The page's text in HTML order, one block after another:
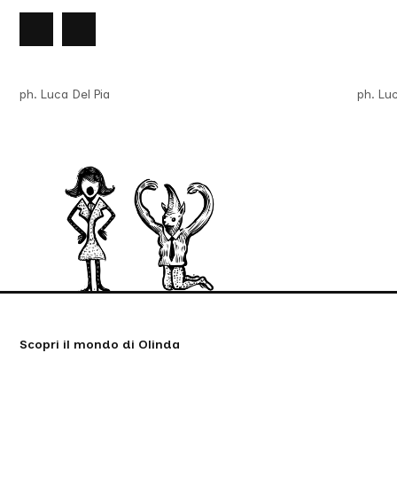
ph. Luca Del Pia ph.
Slide
Scopri il mondo di Olinda